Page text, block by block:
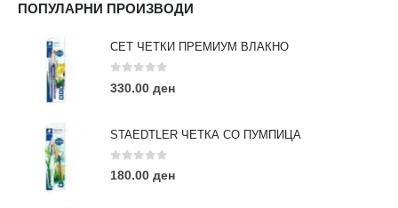
ПОПУЛАРНИ ПРОИЗВОДИ
СЕТ ЧЕТКИ ПРЕМИУМ ВЛАКНО
0 out of 5
330.00 ден
STAEDTLER ЧЕТКА СО ПУМПИЦА
0 out of 5
180.00 ден